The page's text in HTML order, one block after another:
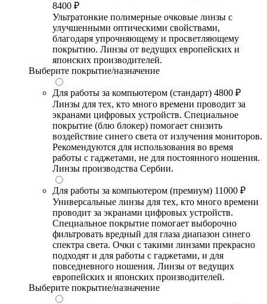
8400 ₽
Ультратонкие полимерные очковые линзы с
улучшенными оптическими свойствами,
благодаря упрочняющему и просветляющему
покрытию. Линзы от ведущих европейских и
японских производителей.
Выберите покрытие/назначение
Для работы за компьютером (стандарт) 4800 ₽
Линзы для тех, кто много времени проводит за
экранами цифровых устройств. Специальное
покрытие (блю блокер) помогает снизить
воздействие синего света от излучения мониторов.
Рекомендуются для использования во время
работы с гаджетами, не для постоянного ношения.
Линзы производства Сербии.
Для работы за компьютером (премиум) 11000 ₽
Универсальные линзы для тех, кто много времени
проводит за экранами цифровых устройств.
Специальное покрытие помогает выборочно
фильтровать вредный для глаза диапазон синего
спектра света. Очки с такими линзами прекрасно
подходят и для работы с гаджетами, и для
повседневного ношения. Линзы от ведущих
европейских и японских производителей.
Выберите покрытие/назначение